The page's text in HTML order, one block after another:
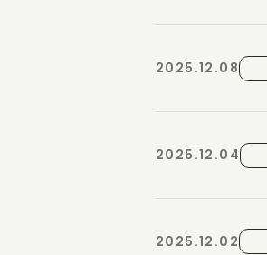
2025.12.08
2025.12.04
2025.12.02